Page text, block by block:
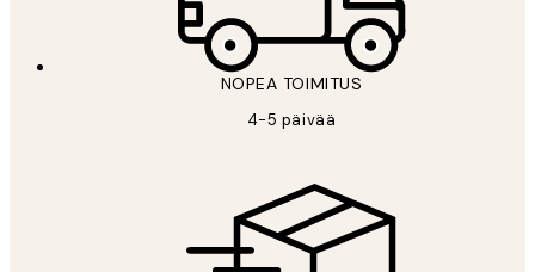
NOPEA TOIMITUS
4-5 päivää